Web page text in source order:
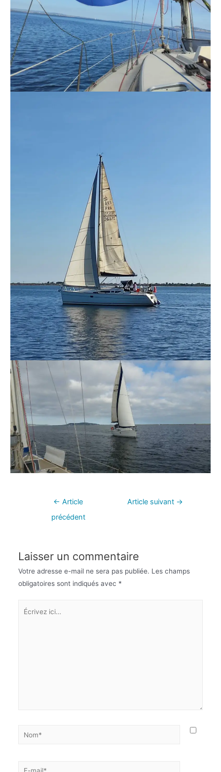
← Article
précédent
Article suivant →
Laisser un commentaire
Votre adresse e-mail ne sera pas publiée. Les champs
obligatoires sont indiqués avec *